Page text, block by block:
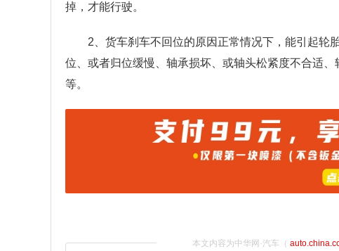
掉，才能行驶。
2、货车刹车不回位的原因正常情况下，能引起轮
位、或者归位缓慢、轴承损坏、或轴头松紧度不合适
等。
本文内容为中华网·汽车（